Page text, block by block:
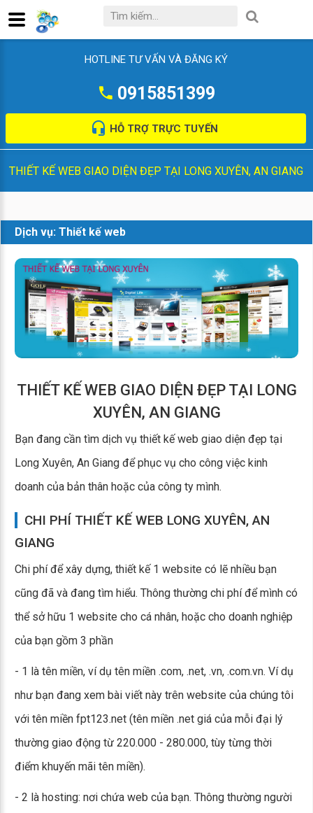
HOTLINE TƯ VẤN VÀ ĐĂNG KÝ
0915851399
HỖ TRỢ TRỰC TUYẾN
THIẾT KẾ WEB GIAO DIỆN ĐẸP TẠI LONG XUYÊN, AN GIANG
Dịch vụ: Thiết kế web
THIẾT KẾ WEB GIAO DIỆN ĐẸP TẠI LONG
XUYÊN, AN GIANG
Bạn đang cần tìm dịch vụ thiết kế web giao diện đẹp tại
Long Xuyên, An Giang để phục vụ cho công việc kinh
doanh của bản thân hoặc của công ty mình.
CHI PHÍ THIẾT KẾ WEB LONG XUYÊN, AN
GIANG
Chi phí để xây dựng, thiết kế 1 website có lẽ nhiều bạn
cũng đã và đang tìm hiểu. Thông thường chi phí để mình có
thể sở hữu 1 website cho cá nhân, hoặc cho doanh nghiệp
của bạn gồm 3 phần
- 1 là tên miền, ví dụ tên miền .com, .net, .vn, .com.vn. Ví dụ
như bạn đang xem bài viết này trên website của chúng tôi
với tên miền fpt123.net (tên miền .net giá của mỗi đại lý
thường giao động từ 220.000 - 280.000, tùy từng thời
điểm khuyến mãi tên miền).
- 2 là hosting: nơi chứa web của bạn. Thông thường người